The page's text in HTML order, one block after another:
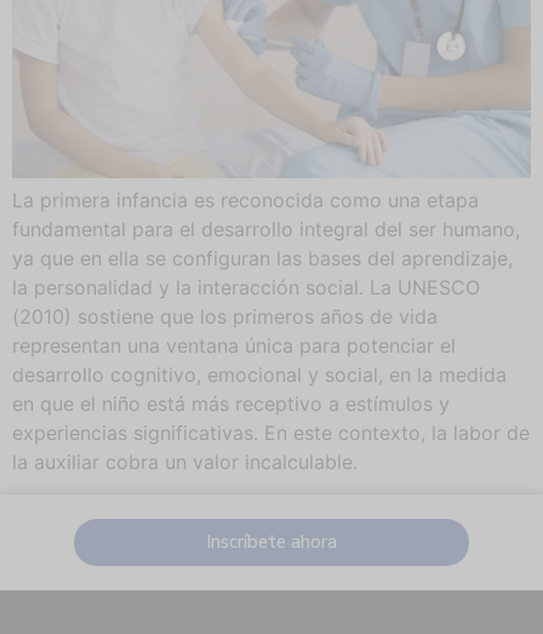
La primera infancia es reconocida como una etapa
fundamental para el desarrollo integral del ser humano,
ya que en ella se configuran las bases del aprendizaje,
la personalidad y la interacción social. La UNESCO
(2010) sostiene que los primeros años de vida
representan una ventana única para potenciar el
desarrollo cognitivo, emocional y social, en la medida
en que el niño está más receptivo a estímulos y
experiencias significativas. En este contexto, la labor de
la auxiliar cobra un valor incalculable.
Inscríbete ahora